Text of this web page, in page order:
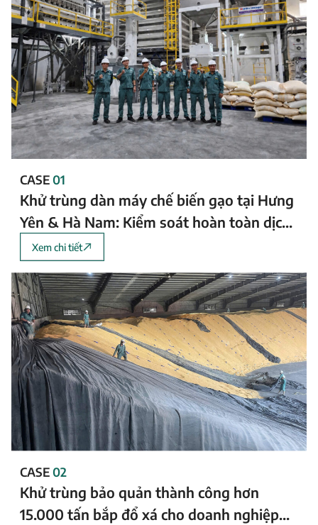
CASE01
Khử trùng dàn máy chế biến gạo tại Hưng
Yên & Hà Nam: Kiểm soát hoàn toàn dịch
hại ẩn trong các khe kẽ và điểm mù của
kết cấu
Xem chi tiết
CASE02
Khử trùng bảo quản thành công hơn
15.000 tấn bắp đổ xá cho doanh nghiệp